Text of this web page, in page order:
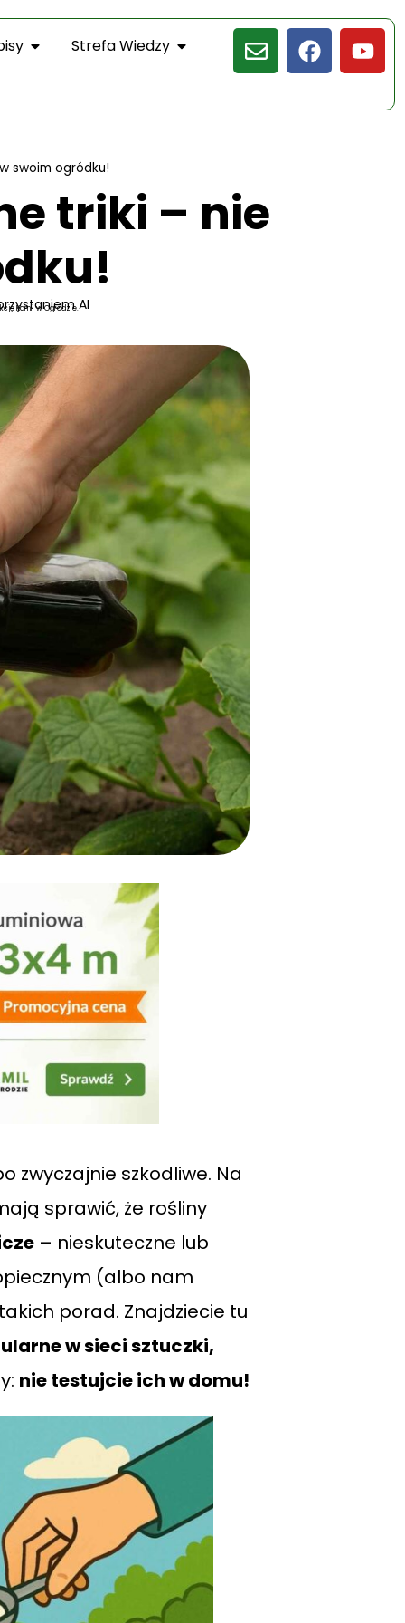
Strefa Wiedzy
swoim ogródku!
triki – nie
AI
Kamil w Ogrodzie.
zwyczajnie szkodliwe. Na
sprawić, że rośliny
– nieskuteczne lub
(albo nam
porad. Znajdziecie tu
w sieci sztuczki,
nie testujcie ich w domu!